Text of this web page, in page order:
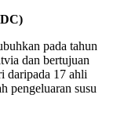
pada tahun
dan bertujuan
daripada 17 ahli
pengeluaran susu